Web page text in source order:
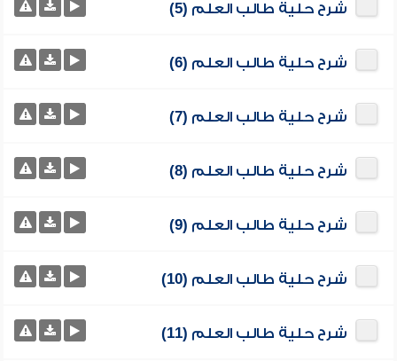
شرح حلية طالب العلم (5)
شرح حلية طالب العلم (6)
شرح حلية طالب العلم (7)
شرح حلية طالب العلم (8)
شرح حلية طالب العلم (9)
شرح حلية طالب العلم (10)
شرح حلية طالب العلم (11)